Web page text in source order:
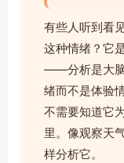
有些人听到看
这种情绪？它
——分析是大脑
绪而不是体验
不需要知道它
里。像观察天
样分析它。